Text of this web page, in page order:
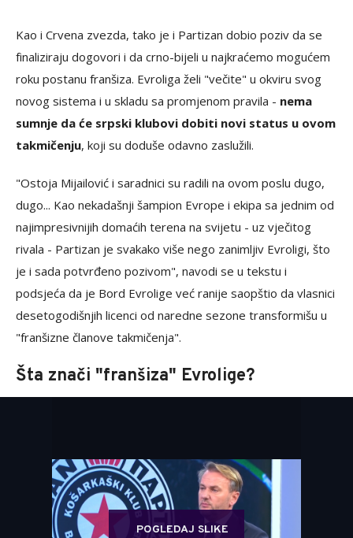
Kao i Crvena zvezda, tako je i Partizan dobio poziv da se
finaliziraju dogovori i da crno-bijeli u najkraćemo mogućem
roku postanu franšiza. Evroliga želi "večite" u okviru svog
novog sistema i u skladu sa promjenom pravila - nema
sumnje da će srpski klubovi dobiti novi status u ovom
takmičenju, koji su doduše odavno zaslužili.
"Ostoja Mijailović i saradnici su radili na ovom poslu dugo,
dugo... Kao nekadašnji šampion Evrope i ekipa sa jednim od
najimpresivnijih domaćih terena na svijetu - uz vječitog
rivala - Partizan je svakako više nego zanimljiv Evroligi, što
je i sada potvrđeno pozivom", navodi se u tekstu i
podsjeća da je Bord Evrolige već ranije saopštio da vlasnici
desetogodišnjih licenci od naredne sezone transformišu u
"franšizne članove takmičenja".
Šta znači "franšiza" Evrolige?
POGLEDAJ SLIKE